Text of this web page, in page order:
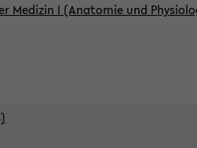
Medizin I (Anatomie und